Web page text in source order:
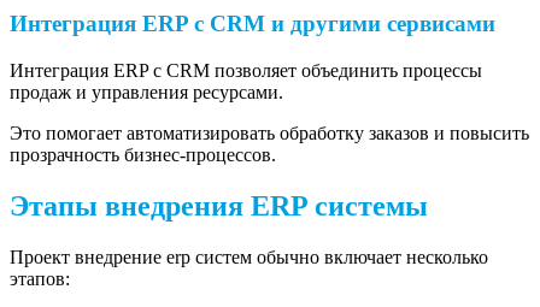
Интеграция ERP с CRM и другими сервисами
Интеграция ERP с CRM позволяет объединить процессы
продаж и управления ресурсами.
Это помогает автоматизировать обработку заказов и повысить
прозрачность бизнес-процессов.
Этапы внедрения ERP системы
Проект внедрение erp систем обычно включает несколько
этапов: